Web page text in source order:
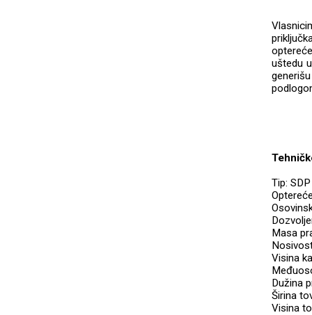
uštedu
Tip:
Masa
Visina
Dužina
Širina
Visina